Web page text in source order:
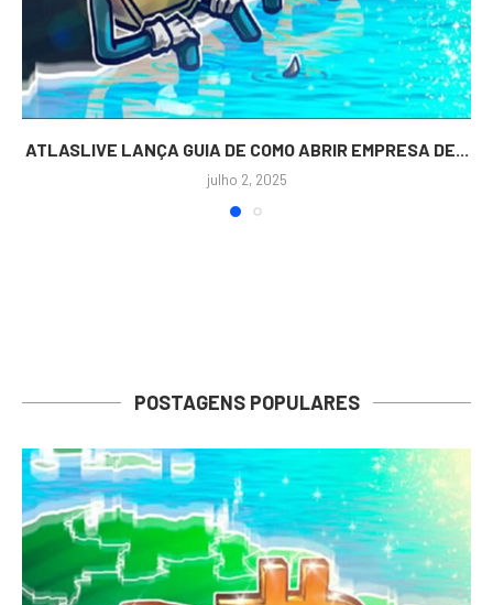
ATLASLIVE LANÇA GUIA DE COMO ABRIR EMPRESA DE...
julho 2, 2025
POSTAGENS POPULARES